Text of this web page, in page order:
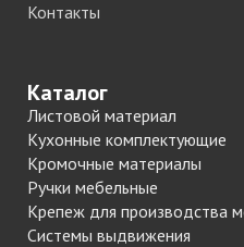
Контакты
Каталог
Листовой материал
Кухонные комплектующие
Кромочные материалы
Ручки мебельные
Крепеж для производства
Системы выдвижения